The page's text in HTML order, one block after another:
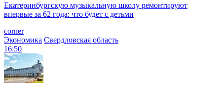
Екатеринбургскую музыкальную школу ремонтируют
впервые за 62 года: что будет с детьми
corner
Экономика Свердловская область
16:50